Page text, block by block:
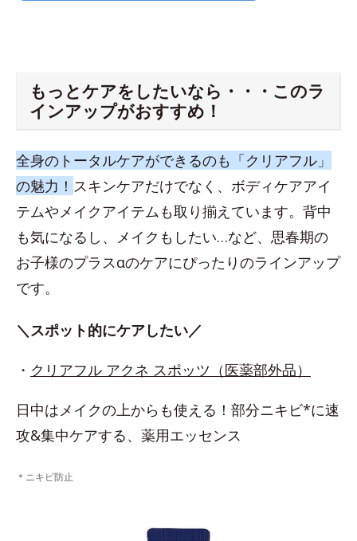
もっとケアをしたいなら・・・このラ
インアップがおすすめ！
全身のトータルケアができるのも「クリアフル」
の魅力！ スキンケアだけでなく、ボディケアアイ
テムやメイクアイテムも取り揃えています。背中
も気になるし、メイクもしたい…など、思春期の
お子様のプラスαのケアにぴったりのラインアップ
です。
＼スポット的にケアしたい／
・ クリアフル アクネ スポッツ（医薬部外品）
日中はメイクの上からも使える！部分ニキビ*に速
攻&集中ケアする、薬用エッセンス
＊ニキビ防止